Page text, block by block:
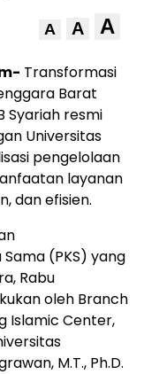
A A A
Transformasi
Barat
Syariah resmi
Universitas
pengelolaan
layanan
dan efisien.
(PKS) yang
Rabu
oleh Branch
Islamic Center,
M.T., Ph.D.